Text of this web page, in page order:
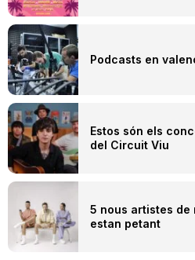
Podcasts en
Estos són els
del Circuit Viu
5 nous artistes de
estan petant